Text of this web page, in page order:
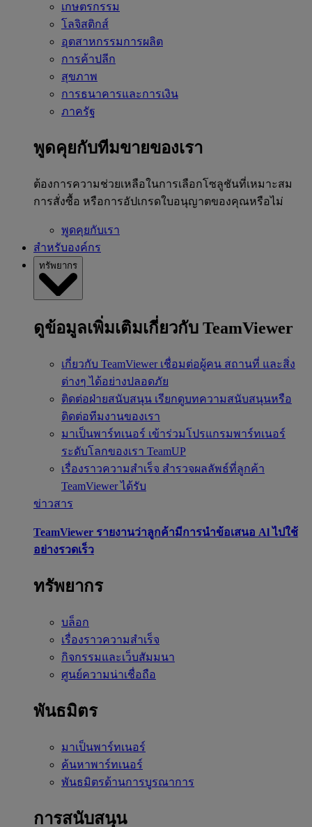
เกษตรกรรม
โลจิสติกส์
อุตสาหกรรมการผลิต
การค้าปลีก
สุขภาพ
การธนาคารและการเงิน
ภาครัฐ
พูดคุยกับทีมขายของเรา
ต้องการความช่วยเหลือในการเลือกโซลูชันที่เหมาะสม
การสั่งซื้อ หรือการอัปเกรดใบอนุญาตของคุณหรือไม่
พูดคุยกับเรา
สำหรับองค์กร
ทรัพยากร
ดูข้อมูลเพิ่มเติมเกี่ยวกับ TeamViewer
เกี่ยวกับ TeamViewer เชื่อมต่อผู้คน สถานที่ และสิ่ง
ต่างๆ ได้อย่างปลอดภัย
ติดต่อฝ่ายสนับสนุน เรียกดูบทความสนับสนุนหรือ
ติดต่อทีมงานของเรา
มาเป็นพาร์ทเนอร์ เข้าร่วมโปรแกรมพาร์ทเนอร์
ระดับโลกของเรา TeamUP
เรื่องราวความสำเร็จ สำรวจผลลัพธ์ที่ลูกค้า
TeamViewer ได้รับ
ข่าวสาร
TeamViewer รายงานว่าลูกค้ามีการนำข้อเสนอ Al ไปใช้
อย่างรวดเร็ว
ทรัพยากร
บล็อก
เรื่องราวความสำเร็จ
กิจกรรมและเว็บสัมมนา
ศูนย์ความน่าเชื่อถือ
พันธมิตร
มาเป็นพาร์ทเนอร์
ค้นหาพาร์ทเนอร์
พันธมิตรด้านการบูรณาการ
การสนับสนุน